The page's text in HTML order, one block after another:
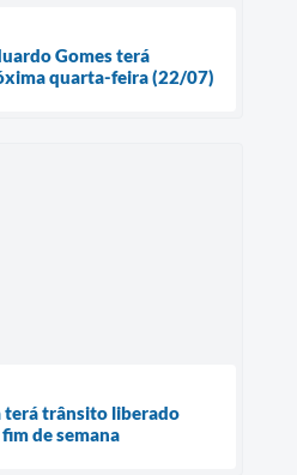
Gomes terá
quarta-feira (22/07)
terá trânsito liberado
de semana